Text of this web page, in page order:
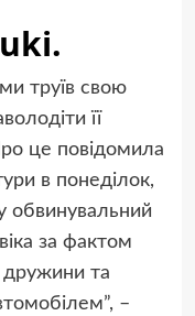
труїв свою
її
це повідомила
в понеділок,
обвинувальний
за фактом
дружини та
–